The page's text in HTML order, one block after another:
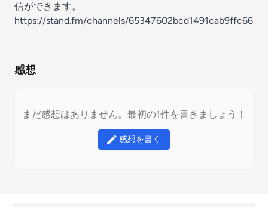
信ができます。
https://stand.fm/channels/65347602bcd1491cab9ffc66
感想
まだ感想はありません。最初の1件を書きましょう！
感想を書く